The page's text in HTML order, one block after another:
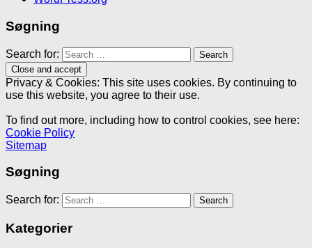
Søgning
Search for:
Privacy & Cookies: This site uses cookies. By continuing to
use this website, you agree to their use.
To find out more, including how to control cookies, see here:
Cookie Policy
Sitemap
Søgning
Search for:
Kategorier